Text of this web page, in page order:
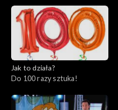
Jak to działa?
Do 100 razy sztuka!